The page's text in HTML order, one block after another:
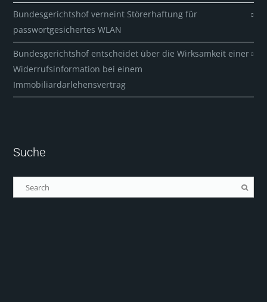
Bundesgerichtshof verneint Störerhaftung für
passwortgesichertes WLAN
Bundesgerichtshof entscheidet über die Wirksamkeit einer
Widerrufsinformation bei einem
Immobiliardarlehensvertrag
Suche